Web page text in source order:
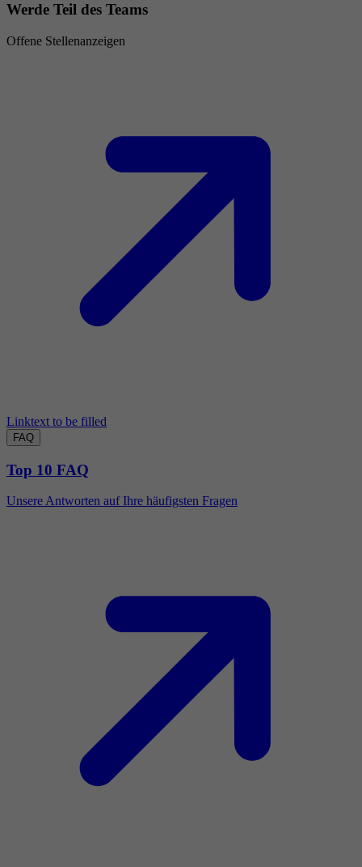
Werde Teil des Teams
Offene Stellenanzeigen
Linktext to be filled
FAQ
Top 10 FAQ
Unsere Antworten auf Ihre häufigsten Fragen